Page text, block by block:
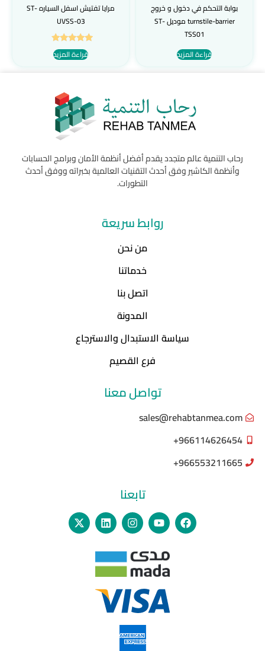
بوابة التحكم في دخول و خروج
turnstile-barrier موديل ST-
TSS01
قراءة المزيد
مرايا تفتيش اسفل السياره ST-
UVSS-03
تم التقييم
5.00
قراءة المزيد
رحاب التنمية عالم متجدد يقدم أفضل أنظمة الأمان وبرامج الحسابات
وأنظمة الكاشير وفق أحدث التقنيات العالمية بخبراته ووفق أحدث
التطورات.
روابط سريعة
من نحن
خدماتنا
اتصل بنا
المدونة
سياسة الاستبدال والاسترجاع
فرع القصيم
تواصل معنا
sales@rehabtanmea.com
966114626454+
966553211665+
تابعنا